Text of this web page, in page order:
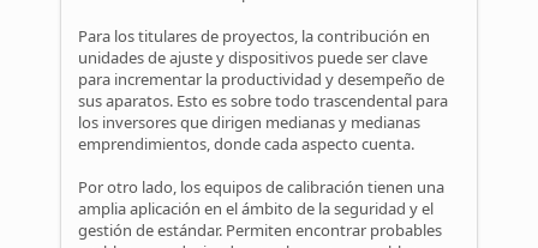
Para los titulares de proyectos, la contribución en
unidades de ajuste y dispositivos puede ser clave
para incrementar la productividad y desempeño de
sus aparatos. Esto es sobre todo trascendental para
los inversores que dirigen medianas y medianas
emprendimientos, donde cada aspecto cuenta.
Por otro lado, los equipos de calibración tienen una
amplia aplicación en el ámbito de la seguridad y el
gestión de estándar. Permiten encontrar probables